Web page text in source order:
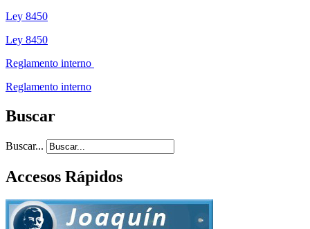
Ley 8450
Ley 8450
Reglamento interno
Reglamento interno
Buscar
Buscar...
Accesos Rápidos